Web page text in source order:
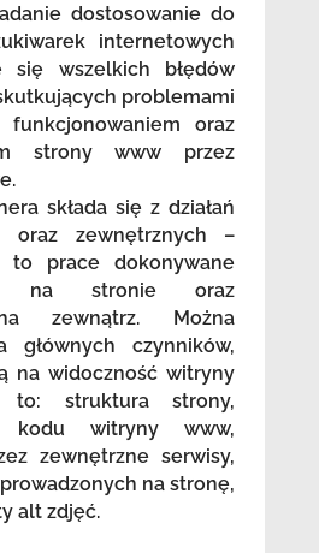
dostosowanie do
internetowych
się wszelkich błędów
problemami
oraz
strony www przez
składa się z działań
oraz zewnętrznych –
to prace dokonywane
na stronie oraz
zewnątrz. Można
głównych czynników,
na widoczność witryny
struktura strony,
kodu witryny www,
zewnętrzne serwisy,
na stronę,
alt zdjęć.